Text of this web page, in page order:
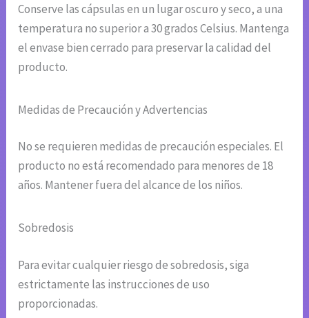
Conserve las cápsulas en un lugar oscuro y seco, a una
temperatura no superior a 30 grados Celsius. Mantenga
el envase bien cerrado para preservar la calidad del
producto.
Medidas de Precaución y Advertencias
No se requieren medidas de precaución especiales. El
producto no está recomendado para menores de 18
años. Mantener fuera del alcance de los niños.
Sobredosis
Para evitar cualquier riesgo de sobredosis, siga
estrictamente las instrucciones de uso
proporcionadas.